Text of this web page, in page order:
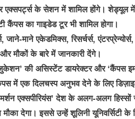
एक्सपर्ट्स के सेशन में शामिल होंगे। शेड्यूल
कैंपस का गाइडेड टूर भी शामिल होगा।
जाने-माने एकेडमिक्स, रिसर्चर्स,
मौकों के बारे में जानकारी देंगे।
की असिस्टेंट डायरेक्टर और ‘कैंपस
में एक दिलचस्प अनुभव देने के लिए
एक्सपीरियंस’ देश के अलग-अलग हिस्सों
देगा। इससे उन्हें शूलिनी यूनिवर्सिटी